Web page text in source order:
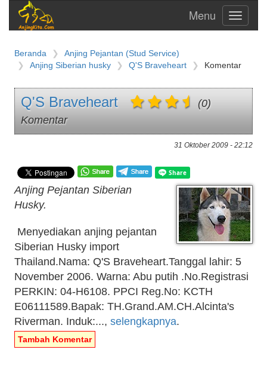
Toggle
Beranda
Anjing Pejantan (Stud Service)
Anjing Siberian husky
Q'S Braveheart Komentar
Q'S Braveheart
(0)
Komentar
31 Oktober 2009 - 22:12
Anjing Pejantan Siberian
Husky.
Menyediakan anjing pejantan
Siberian Husky import
Thailand.Nama: Q'S Braveheart.Tanggal lahir: 5
November 2006. Warna: Abu putih .No.Registrasi
PERKIN: 04-H6108. PPCI Reg.No: KCTH
E06111589.Bapak: TH.Grand.AM.CH.Alcinta's
Riverman. Induk:..., selengkapnya.
Tambah Komentar